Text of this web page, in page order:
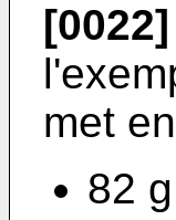
[0022]
met
82